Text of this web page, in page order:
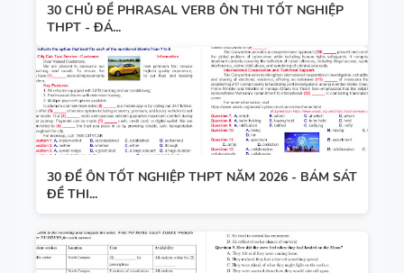
30 CHỦ ĐỀ PHRASAL VERB ÔN THI TỐT NGHIỆP
THPT - ĐÁ...
30 ĐỀ ÔN TỐT NGHIỆP THPT NĂM 2026 - BÁM SÁT
ĐỀ THI...